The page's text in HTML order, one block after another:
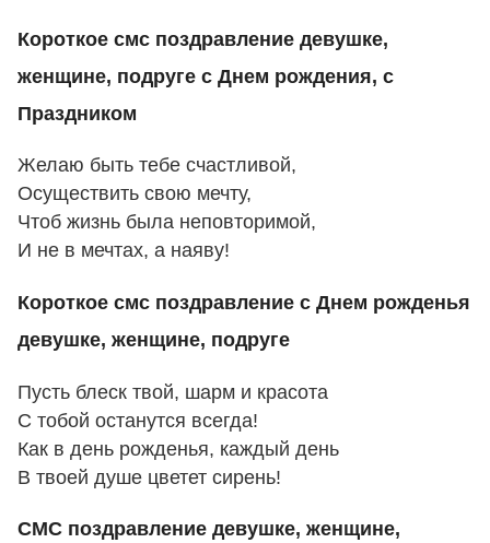
Короткое смс поздравление девушке,
женщине, подруге с Днем рождения, с
Праздником
Желаю быть тебе счастливой,
Осуществить свою мечту,
Чтоб жизнь была неповторимой,
И не в мечтах, а наяву!
Короткое смс поздравление с Днем рожденья
девушке, женщине, подруге
Пусть блеск твой, шарм и красота
С тобой останутся всегда!
Как в день рожденья, каждый день
В твоей душе цветет сирень!
СМС поздравление девушке, женщине,